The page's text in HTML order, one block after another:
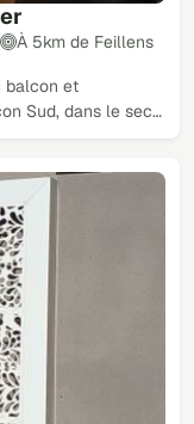
À 5km de Feillens
balcon et
Sud, dans le sec…